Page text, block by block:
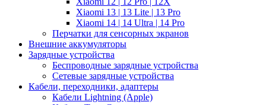
Xiaomi 13 | 13 Lite | 13 Pro
Xiaomi 14 | 14 Ultra | 14 Pro
Перчатки для сенсорных экранов
Внешние аккумуляторы
Зарядные устройства
Беспроводные зарядные устройства
Сетевые зарядные устройства
Кабели, переходники, адаптеры
Кабели Lightning (Apple)